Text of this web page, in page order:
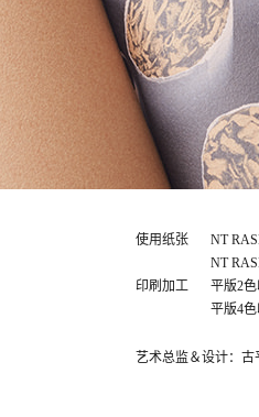
使用纸张
NT
NT
印刷加工
平版2
平版4
艺术总监＆设计：古